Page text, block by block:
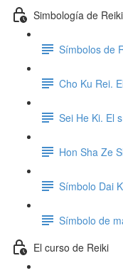
Simbología de Reiki
Símbolos de
Cho Ku Rei.
Sei He Ki. El
Hon Sha Ze
Símbolo Dai
Símbolo de
El curso de Reiki